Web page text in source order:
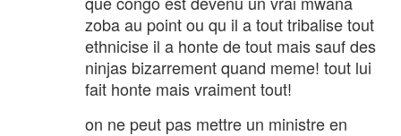
zoba au point ou qu il a tout tribalise tout
ethnicise il a honte de tout mais sauf des
ninjas bizarrement quand meme! tout lui
fait honte mais vraiment tout!
on ne peut pas mettre un ministre en